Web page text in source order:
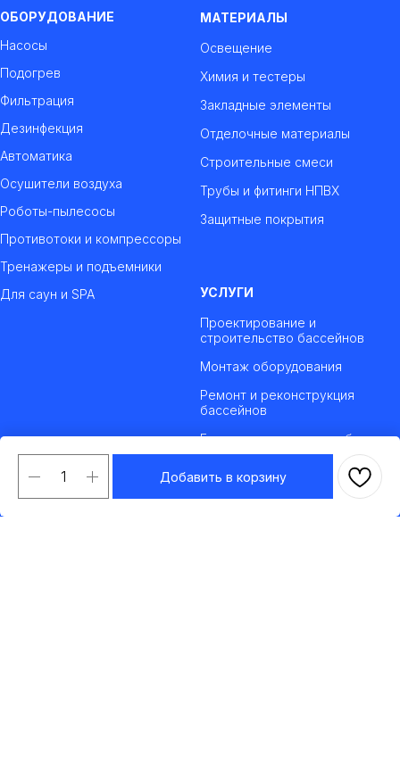
Добавить в корзину
ОБОРУДОВАНИЕ
Насосы
Подогрев
Фильтрация
Дезинфекция
Автоматика
Осушители воздуха
Роботы-пылесосы
Противотоки и компрессоры
Тренажеры и подъемники
Для саун и SPA
МАТЕРИАЛЫ
Освещение
Химия и тестеры
Закладные элементы
Отделочные материалы
Строительные смеси
Трубы и фитинги НПВХ
Защитные покрытия
УСЛУГИ
Проектирование и
строительство бассейнов
Монтаж оборудования
Ремонт и реконструкция
бассейнов
Гидроизоляционные работы
ИНФОРМАЦИЯ